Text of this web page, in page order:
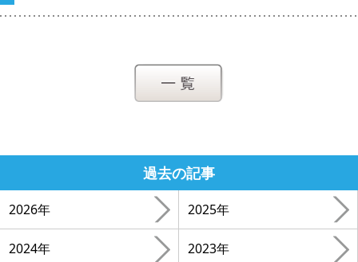
過去の記事
2026年 2025年
2024年 2023年